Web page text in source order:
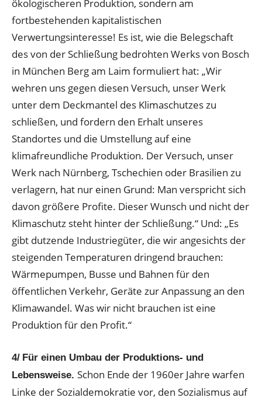
ökologischeren Produktion, sondern am
fortbestehenden kapitalistischen
Verwertungsinteresse! Es ist, wie die Belegschaft
des von der Schließung bedrohten Werks von Bosch
in München Berg am Laim formuliert hat: „Wir
wehren uns gegen diesen Versuch, unser Werk
unter dem Deckmantel des Klimaschutzes zu
schließen, und fordern den Erhalt unseres
Standortes und die Umstellung auf eine
klimafreundliche Produktion. Der Versuch, unser
Werk nach Nürnberg, Tschechien oder Brasilien zu
verlagern, hat nur einen Grund: Man verspricht sich
davon größere Profite. Dieser Wunsch und nicht der
Klimaschutz steht hinter der Schließung.“ Und: „Es
gibt dutzende Industriegüter, die wir angesichts der
steigenden Temperaturen dringend brauchen:
Wärmepumpen, Busse und Bahnen für den
öffentlichen Verkehr, Geräte zur Anpassung an den
Klimawandel. Was wir nicht brauchen ist eine
Produktion für den Profit.“
4/ Für einen Umbau der Produktions- und
Lebensweise. Schon Ende der 1960er Jahre warfen
Linke der Sozialdemokratie vor, den Sozialismus auf